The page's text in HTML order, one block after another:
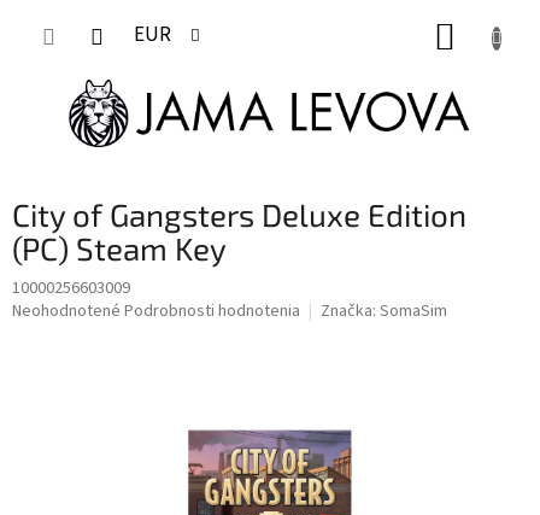
EUR
City of Gangsters Deluxe Edition
(PC) Steam Key
10000256603009
Priemerné
Neohodnotené Podrobnosti hodnotenia Značka: SomaSim